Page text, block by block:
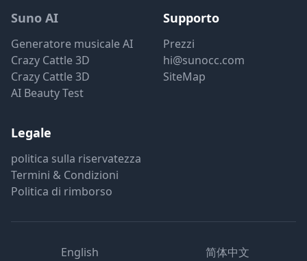
Suno AI
Generatore musicale AI
Crazy Cattle 3D
Crazy Cattle 3D
AI Beauty Test
Supporto
Prezzi
hi@sunocc.com
SiteMap
Legale
politica sulla riservatezza
Termini & Condizioni
Politica di rimborso
English 简体中文